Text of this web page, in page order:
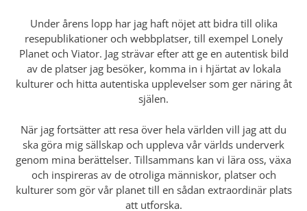
Under årens lopp har jag haft nöjet att bidra till olika
resepublikationer och webbplatser, till exempel Lonely
Planet och Viator. Jag strävar efter att ge en autentisk bild
av de platser jag besöker, komma in i hjärtat av lokala
kulturer och hitta autentiska upplevelser som ger näring åt
själen.
När jag fortsätter att resa över hela världen vill jag att du
ska göra mig sällskap och uppleva vår världs underverk
genom mina berättelser. Tillsammans kan vi lära oss, växa
och inspireras av de otroliga människor, platser och
kulturer som gör vår planet till en sådan extraordinär plats
att utforska.